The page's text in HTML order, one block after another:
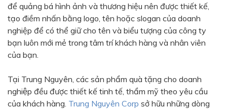
Xanh dương - Đen
Đỏ nâu
Đen - Nơ
Bạc 1cm
Bạc 2cm
Bạc mini 1cm
để quảng bá hình ảnh và thương hiệu nên được thiết kế,
tạo điềm nhấn bằng logo, tên hoặc slogan của doanh
nghiệp để có thể giữ cho tên và biểu tượng của công ty
bạn luôn mới mẻ trong tâm trí khách hàng và nhân viên
của bạn.
Tại Trung Nguyên, các sản phẩm quà tặng cho doanh
nghiệp đều được thiết kế tinh tế, thẩm mỹ theo yêu cầu
của khách hàng. Trung Nguyên Corp sở hữu những dòng